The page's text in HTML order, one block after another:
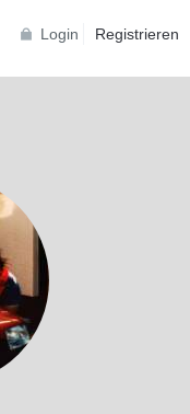
Login Registrieren